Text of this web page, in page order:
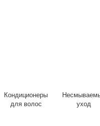
Кондиционеры
для волос
уход